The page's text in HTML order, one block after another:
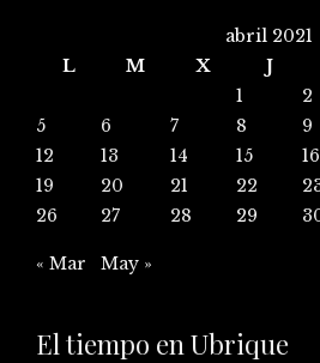
abril 2021
L
M X J
1
2
5
6 7 8 9
12
13 14 15 16
19
20 21 22
26
27 28 29
« Mar May »
El tiempo en Ubrique